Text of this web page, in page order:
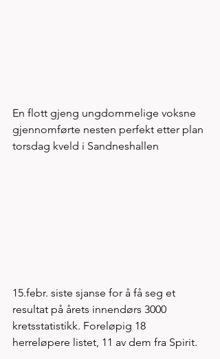
En flott gjeng ungdommelige voksne
gjennomførte nesten perfekt etter plan
torsdag kveld i Sandneshallen
15.febr. siste sjanse for å få seg et
resultat på årets innendørs 3000
kretsstatistikk. Foreløpig 18
herreløpere listet, 11 av dem fra Spirit.